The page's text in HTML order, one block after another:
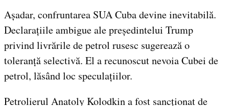
Așadar, confruntarea SUA Cuba devine inevitabilă.
Declarațiile ambigue ale președintelui Trump
privind livrările de petrol rusesc sugerează o
toleranță selectivă. El a recunoscut nevoia Cubei de
petrol, lăsând loc speculațiilor.
Petrolierul Anatoly Kolodkin a fost sancționat de